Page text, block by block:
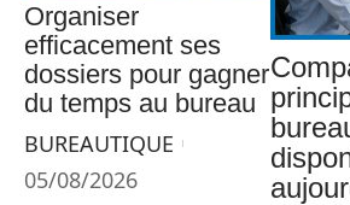
Organiser
efficacement ses
dossiers pour gagner
du temps au bureau
BUREAUTIQUE
05/08/2026